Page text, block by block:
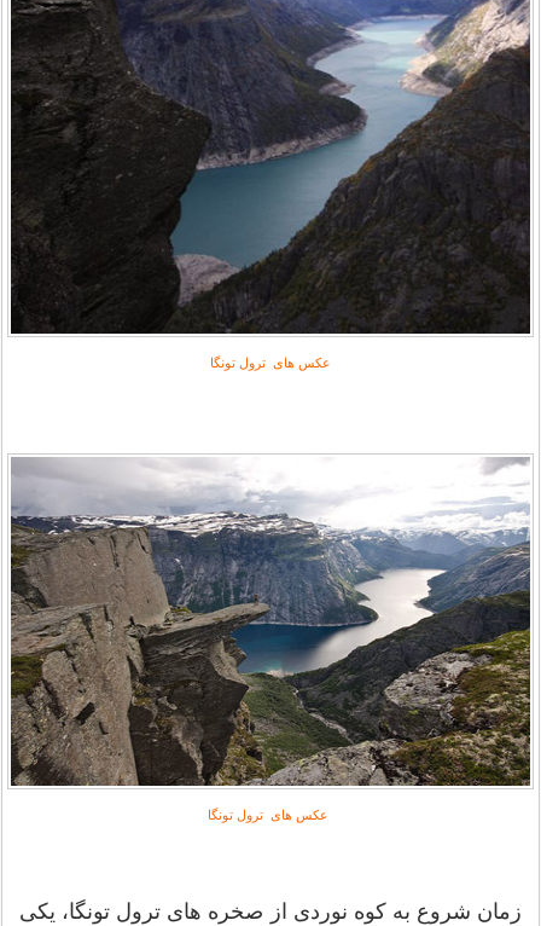
عکس های ترول تونگا
عکس های ترول تونگا
زمان شروع به کوه نوردی از صخره های ترول تونگا، یکی